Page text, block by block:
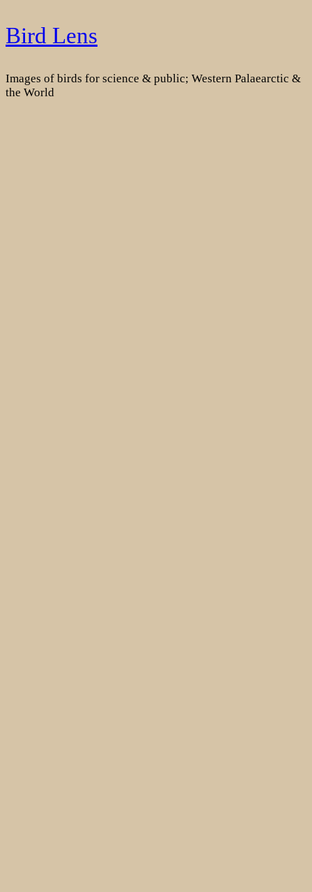
Skip
to
Bird Lens
Images of birds for science & public; Western Palaearctic &
the World